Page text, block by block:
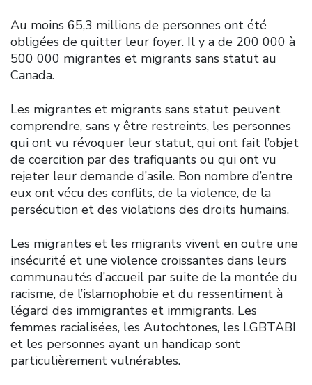
Au moins 65,3 millions de personnes ont été
obligées de quitter leur foyer. Il y a de 200 000 à
500 000 migrantes et migrants sans statut au
Canada.
Les migrantes et migrants sans statut peuvent
comprendre, sans y être restreints, les personnes
qui ont vu révoquer leur statut, qui ont fait l’objet
de coercition par des trafiquants ou qui ont vu
rejeter leur demande d’asile. Bon nombre d’entre
eux ont vécu des conflits, de la violence, de la
persécution et des violations des droits humains.
Les migrantes et les migrants vivent en outre une
insécurité et une violence croissantes dans leurs
communautés d’accueil par suite de la montée du
racisme, de l’islamophobie et du ressentiment à
l’égard des immigrantes et immigrants. Les
femmes racialisées, les Autochtones, les LGBTABI
et les personnes ayant un handicap sont
particulièrement vulnérables.